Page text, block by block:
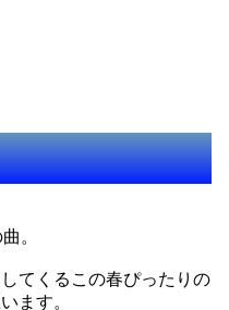
。
てくるこの春ぴったりの
ます。